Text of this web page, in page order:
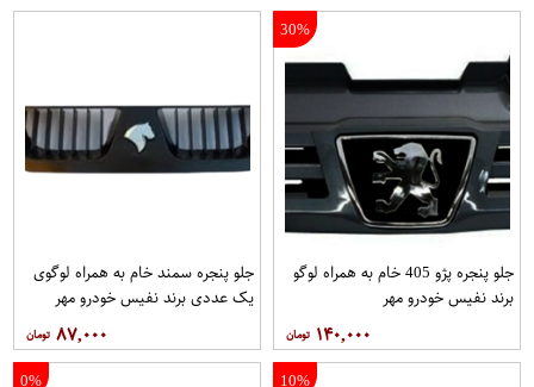
30%
جلو پنجره پژو 405 خام به همراه لوگو
برند نفیس خودرو مهر
۱۴۰,۰۰۰
جلو پنجره سمند خام به همراه لوگوی
یک عددی برند نفیس خودرو مهر
۸۷,۰۰۰
10%
0%